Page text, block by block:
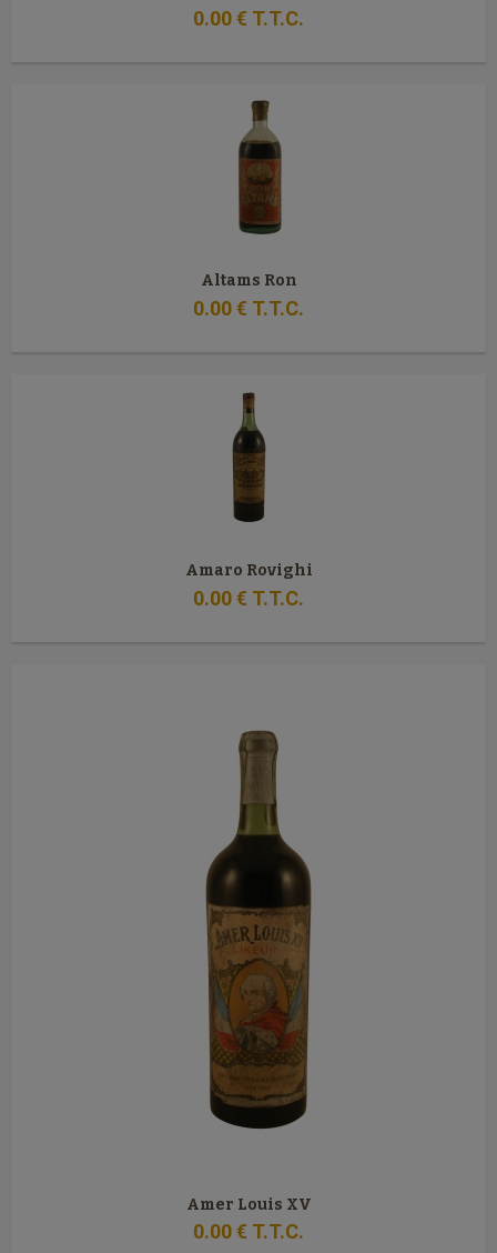
0.00€ T.T.C.
Altams Ron
0.00€ T.T.C.
Amaro Rovighi
0.00€ T.T.C.
Amer Louis XV
0.00€ T.T.C.